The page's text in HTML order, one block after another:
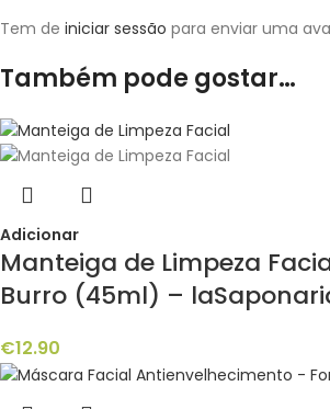
Tem de iniciar sessão para enviar uma
Também pode gostar…
Adicionar
Manteiga de Limpeza
Burro (45ml) –
€12.90